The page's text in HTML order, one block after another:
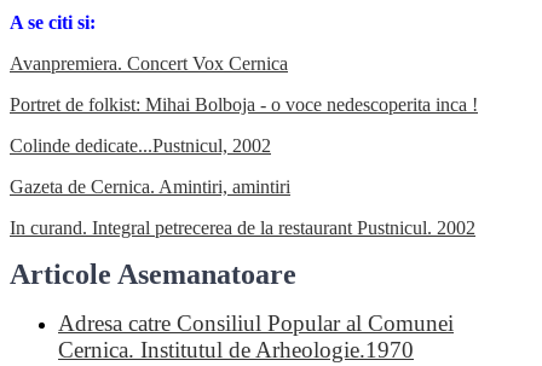
A se citi si:
Avanpremiera. Concert Vox Cernica
Portret de folkist: Mihai Bolboja - o voce nedescoperita inca !
Colinde dedicate...Pustnicul, 2002
Gazeta de Cernica. Amintiri, amintiri
In curand. Integral petrecerea de la restaurant Pustnicul. 2002
Articole Asemanatoare
Adresa catre Consiliul Popular al Comunei
Cernica. Institutul de Arheologie.1970